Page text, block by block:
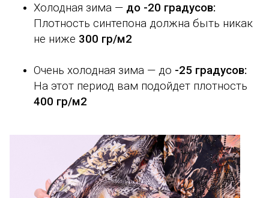
Холодная зима — до -20 градусов:
Плотность синтепона должна быть никак
не ниже 300 гр/м2
Очень холодная зима — до -25 градусов:
На этот период вам подойдет плотность
400 гр/м2